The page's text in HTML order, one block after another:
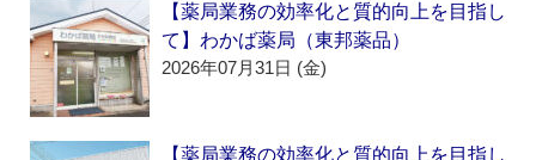
【薬局業務の効率化と質的向上を目指し
て】わかば薬局（東邦薬品）
2026年07月31日 (金)
【薬局業務の効率化と質的向上を目指し